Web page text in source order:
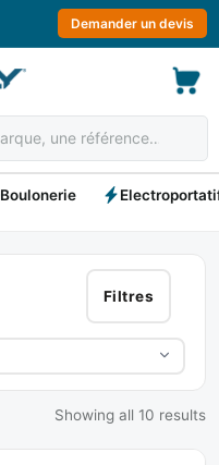
Demander un devis
Boulonerie
Filtres
Showing all 10 results